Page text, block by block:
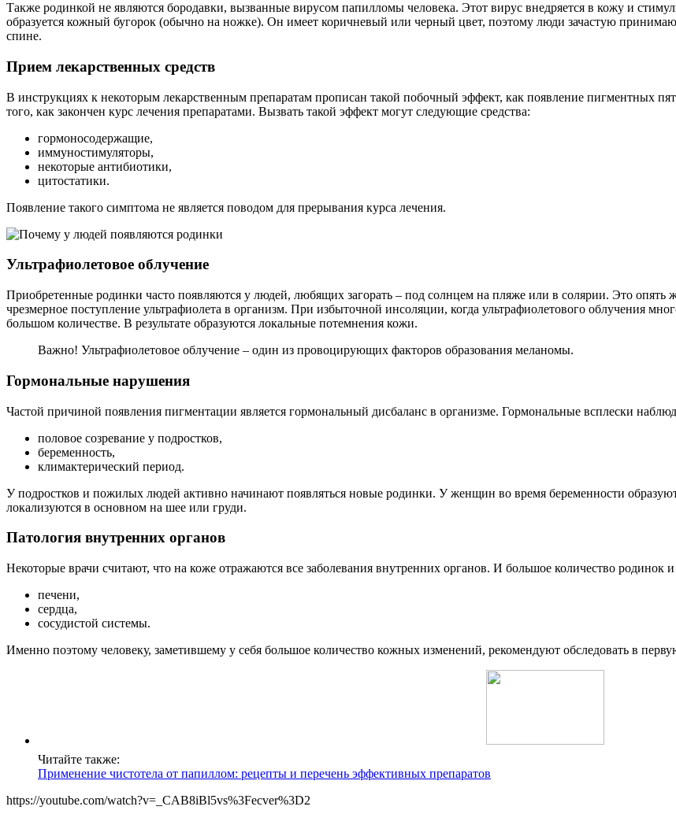
Также родинкой не являются бородавки, вызванные вирусом папилломы человека. Этот вирус внедряется в кожу и
образуется кожный бугорок (обычно на ножке). Он имеет коричневый или черный цвет, поэтому люди зачастую
спине.
Прием лекарственных средств
В инструкциях к некоторым лекарственным препаратам прописан такой побочный эффект, как появление пигментных
того, как закончен курс лечения препаратами. Вызвать такой эффект могут следующие средства:
гормоносодержащие,
иммуностимуляторы,
некоторые антибиотики,
цитостатики.
Появление такого симптома не является поводом для прерывания курса лечения.
Ультрафиолетовое облучение
Приобретенные родинки часто появляются у людей, любящих загорать – под солнцем на пляже или в солярии. Это опять
чрезмерное поступление ультрафиолета в организм. При избыточной инсоляции, когда ультрафиолетового облучения
большом количестве. В результате образуются локальные потемнения кожи.
Важно! Ультрафиолетовое облучение – один из провоцирующих факторов образования меланомы.
Гормональные нарушения
Частой причиной появления пигментации является гормональный дисбаланс в организме. Гормональные всплески
половое созревание у подростков,
беременность,
климактерический период.
У подростков и пожилых людей активно начинают появляться новые родинки. У женщин во время беременности
локализуются в основном на шее или груди.
Патология внутренних органов
Некоторые врачи считают, что на коже отражаются все заболевания внутренних органов. И большое количество родинок
печени,
сердца,
сосудистой системы.
Именно поэтому человеку, заметившему у себя большое количество кожных изменений, рекомендуют обследовать в
Читайте также:
Применение чистотела от папиллом: рецепты и перечень эффективных препаратов
https://youtube.com/watch?v=_CAB8iBl5vs%3Fecver%3D2